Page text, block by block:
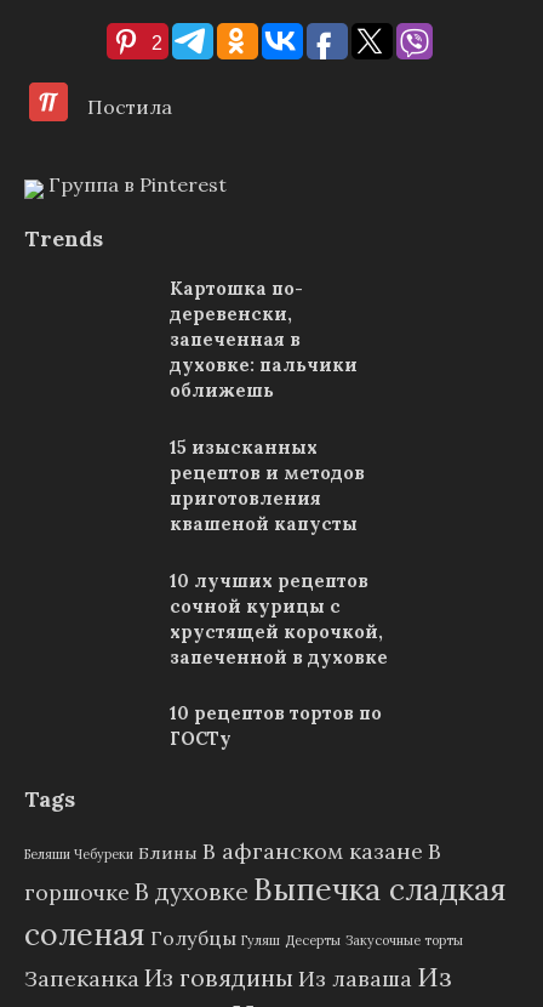
2
Постила
Группа в Pinterest
Trends
Картошка по-
деревенски,
запеченная в
духовке: пальчики
оближешь
15 изысканных
рецептов и методов
приготовления
квашеной капусты
10 лучших рецептов
сочной курицы с
хрустящей корочкой,
запеченной в духовке
10 рецептов тортов по
ГОСТу
Tags
Беляши Чебуреки Блины В афганском казане В
горшочке В духовке Выпечка сладкая
соленая Голубцы Гуляш Десерты Закусочные торты
ЗапеканкаИз говядины Из лаваша Из